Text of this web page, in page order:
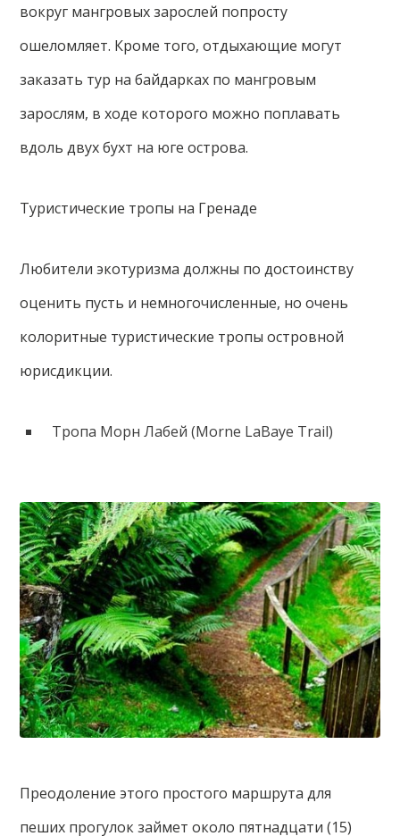
вокруг мангровых зарослей попросту
ошеломляет. Кроме того, отдыхающие могут
заказать тур на байдарках по мангровым
зарослям, в ходе которого можно поплавать
вдоль двух бухт на юге острова.
Туристические тропы на Гренаде
Любители экотуризма должны по достоинству
оценить пусть и немногочисленные, но очень
колоритные туристические тропы островной
юрисдикции.
Тропа Морн Лабей (Morne LaBaye Trail)
Преодоление этого простого маршрута для
пеших прогулок займет около пятнадцати (15)